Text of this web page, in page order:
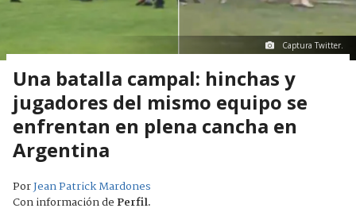
Captura Twitter.
Una batalla campal: hinchas y
jugadores del mismo equipo se
enfrentan en plena cancha en
Argentina
PorJean Patrick Mardones
Con información dePerfil.